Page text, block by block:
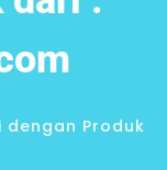
Produk